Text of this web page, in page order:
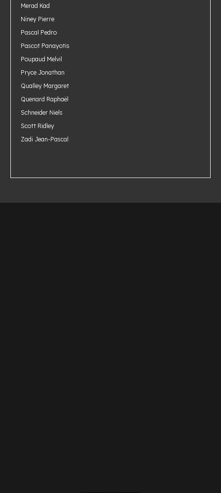
Merad Kad
Niney Pierre
Pascal Pedro
Pascot Panayotis
Poupaud Melvil
Pryce Jonathan
Qualley Margaret
Quenard Raphaël
Schneider Niels
Scott Ridley
Zadi Jean-Pascal